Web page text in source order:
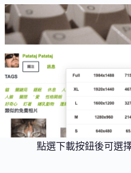
點選下載按鈕後可選